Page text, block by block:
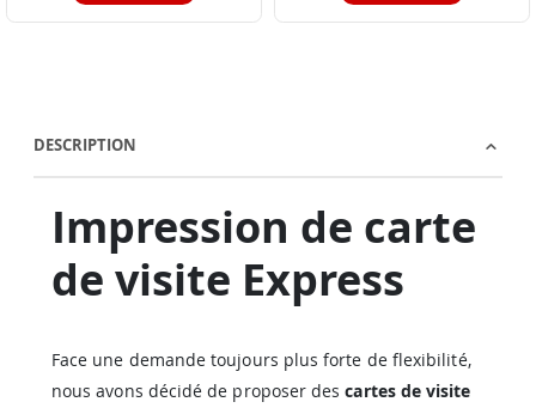
DESCRIPTION
Impression de carte
de visite Express
Face une demande toujours plus forte de flexibilité,
nous avons décidé de proposer descartes de visite